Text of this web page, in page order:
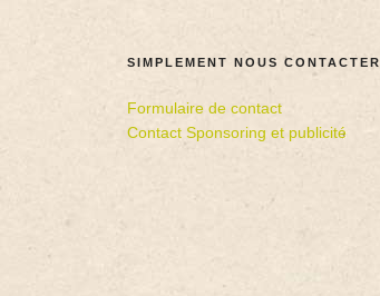
SIMPLEMENT NOUS CONTACTER
Formulaire de contact
Contact Sponsoring et publicité